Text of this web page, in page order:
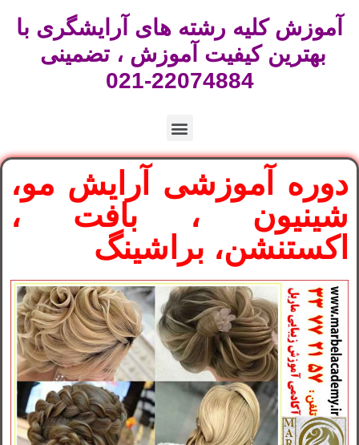
آموزش کلیه رشته های آرایشگری با
بهترین کیفیت آموزش ، تضمینی
22074884-021
دوره آموزشی آرایش مو،
شینیون ، بافت ،
اکستنشن، براشینگ